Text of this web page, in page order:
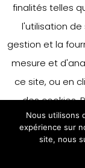
finalités telles
l'utilisation de
gestion et la
mesure et
ce site, ou en
des cookies.
préférences en
à notre
Nous utilisons
expérience sur
site, nous